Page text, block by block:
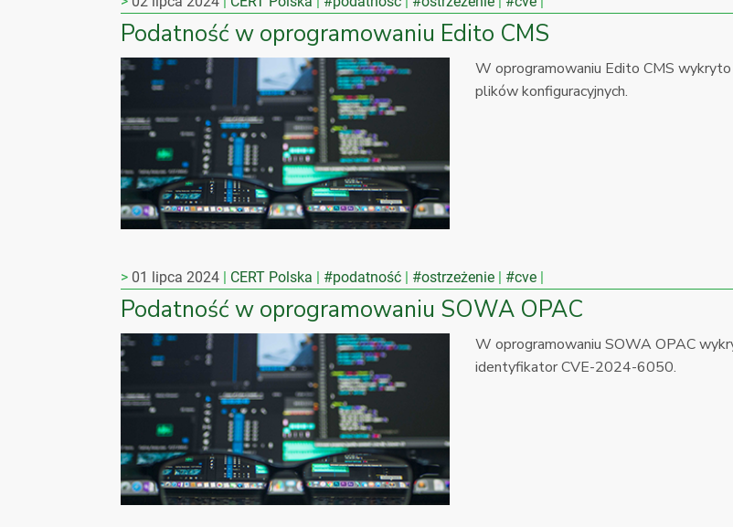
Podatność w oprogramowaniu Edito CMS
W oprogramowaniu Edito CMS
plików konfiguracyjnych.
01 lipca 2024 CERT Polska #podatność #ostrzeżenie #cve
Podatność w oprogramowaniu SOWA OPAC
W oprogramowaniu SOWA OPAC
identyfikator CVE-2024-6050.